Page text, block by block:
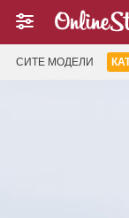
СИТЕ МОДЕЛИ